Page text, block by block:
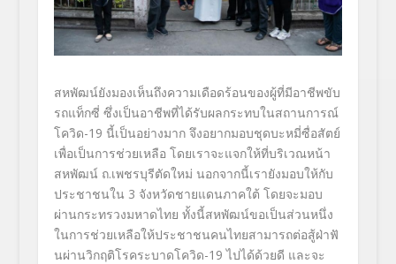
สหพัฒน์ยังมองเห็นถึงความเดือดร้อนของผู้ที่มีอาชีพขับ
รถแท็กซี่ ซึ่งเป็นอาชีพที่ได้รับผลกระทบในสถานการณ์
โควิด-19 นี้เป็นอย่างมาก จึงอยากมอบชุดบะหมี่ซื่อสัตย์
เพื่อเป็นการช่วยเหลือ โดยเราจะแจกให้ที่บริเวณหน้า
สหพัฒน์ ถ.เพชรบุรีตัดใหม่ นอกจากนี้เรายังมอบให้กับ
ประชาชนใน 3 จังหวัดชายแดนภาคใต้ โดยจะมอบ
ผ่านกระทรวงมหาดไทย ทั้งนี้สหพัฒน์ขอเป็นส่วนหนึ่ง
ในการช่วยเหลือให้ประชาชนคนไทยสามารถต่อสู้ฝ่าฟั
นผ่านวิกฤติโรคระบาดโควิด-19ไปได้ด้วยดี และจะ